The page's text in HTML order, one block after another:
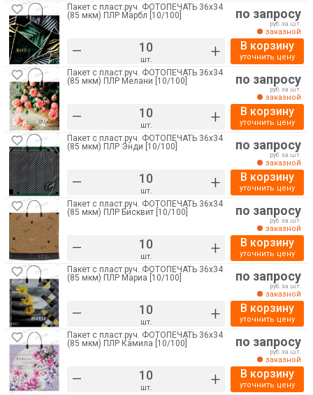
Пакет с пласт.руч. ФОТОПЕЧАТЬ 36х34
(85 мкм) ПЛР Марбл [10/100]
– шт. +
по запросу
руб. за шт.
заказной
В корзину
уточнить цену
Пакет с пласт.руч. ФОТОПЕЧАТЬ 36х34
(85 мкм) ПЛР Мелани [10/100]
– шт. +
по запросу
руб. за шт.
заказной
В корзину
уточнить цену
Пакет с пласт.руч. ФОТОПЕЧАТЬ 36х34
(85 мкм) ПЛР Энди [10/100]
– шт. +
по запросу
руб. за шт.
заказной
В корзину
уточнить цену
Пакет с пласт.руч. ФОТОПЕЧАТЬ 36х34
(85 мкм) ПЛР Бисквит [10/100]
– шт. +
по запросу
руб. за шт.
заказной
В корзину
уточнить цену
Пакет с пласт.руч. ФОТОПЕЧАТЬ 36х34
(85 мкм) ПЛР Мариа [10/100]
– шт. +
по запросу
руб. за шт.
заказной
В корзину
уточнить цену
Пакет с пласт.руч. ФОТОПЕЧАТЬ 36х34
(85 мкм) ПЛР Камила [10/100]
– шт. +
по запросу
руб. за шт.
заказной
В корзину
уточнить цену